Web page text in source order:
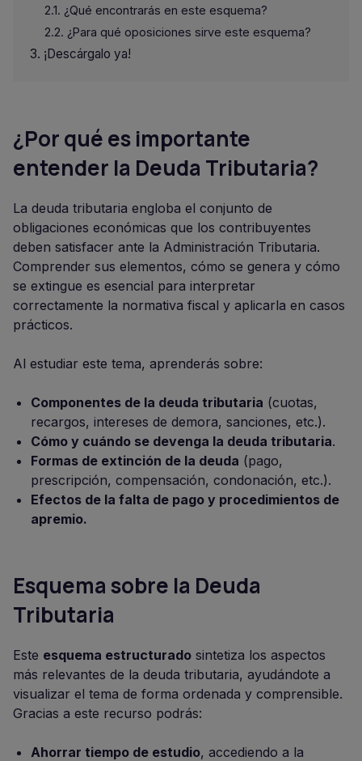
¿Qué encontrarás en este esquema?
¿Para qué oposiciones sirve este esquema?
¡Descárgalo ya!
¿Por qué es importante
entender la Deuda Tributaria?
La deuda tributaria engloba el conjunto de
obligaciones económicas que los contribuyentes
deben satisfacer ante la Administración Tributaria.
Comprender sus elementos, cómo se genera y cómo
se extingue es esencial para interpretar
correctamente la normativa fiscal y aplicarla en casos
prácticos.
Al estudiar este tema, aprenderás sobre:
Componentes de la deuda tributaria (cuotas,
recargos, intereses de demora, sanciones, etc.).
Cómo y cuándo se devenga la deuda tributaria.
Formas de extinción de la deuda (pago,
prescripción, compensación, condonación, etc.).
Efectos de la falta de pago y procedimientos de
apremio.
Esquema sobre la Deuda
Tributaria
Este esquema estructurado sintetiza los aspectos
más relevantes de la deuda tributaria, ayudándote a
visualizar el tema de forma ordenada y comprensible.
Gracias a este recurso podrás:
Ahorrar tiempo de estudio, accediendo a la